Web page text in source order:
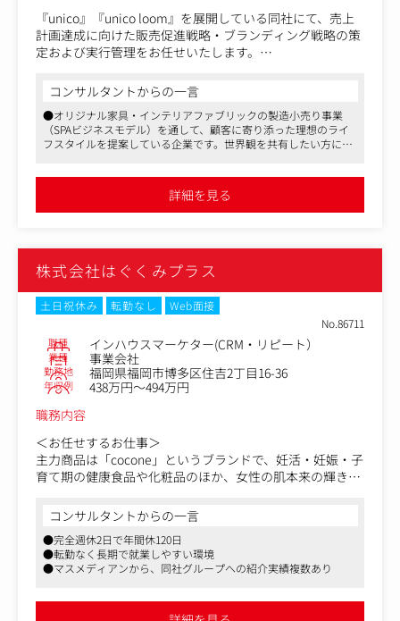
クト推進
『unico』『unico loom』を展開している同社にて、売上
計画達成に向けた販売促進戦略・ブランディング戦略の策
定および実行管理をお任せいたします。
＜具体的な業務内容＞
・自社メディア、SNS、広告、CRM等のデジタルマーケテ
ィング全般
・店舗における販促戦略の立案と、それにまつわる制作物
のディレクション
・スタッフのマネジメント
コンサルタントからの一言
●オリジナル家具・インテリアファブリックの製造小売り事業
（SPAビジネスモデル）を通して、顧客に寄り添った理想のライ
フスタイルを提案している企業です。世界観を共有したい方には
●就業環境も安定しており、平均残業時間は月30時間で、22時以
降の残業は原則禁止、毎週水曜日はノー残業デーを実施していま
す
詳細を見る
株式会社はぐくみプラス
土日祝休み 転勤なし
Web面接
No.86711
職種 インハウスマーケター(CRM・リピート）
業種 事業会社
勤務地 福岡県福岡市博多区住吉2丁目16-36
年収例
438万円～494万円
職務内容
＜お任せするお仕事＞
主力商品は「cocone」というブランドで、妊活・妊娠・子
育て期の健康食品や化粧品のほか、女性の肌本来の輝きを
自社ECサイト、ECモールを通じて自社商品の化粧品を企
画・販売する同社にて、お客様に継続利用頂くための施策
や、離反顧客に対する掘り起こしを行うことで自社ファン
の増加を図って頂きます。
コンサルタントからの一言
●完全週休2日で年間休120日
●転勤なく長期で就業しやすい環境
●マスメディアンから、同社グループへの紹介実績複数あり